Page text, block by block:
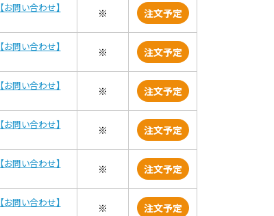
【お問い合わせ】 ※ 注文予定
【お問い合わせ】 ※ 注文予定
【お問い合わせ】 ※ 注文予定
【お問い合わせ】 ※ 注文予定
【お問い合わせ】 ※ 注文予定
【お問い合わせ】 ※ 注文予定